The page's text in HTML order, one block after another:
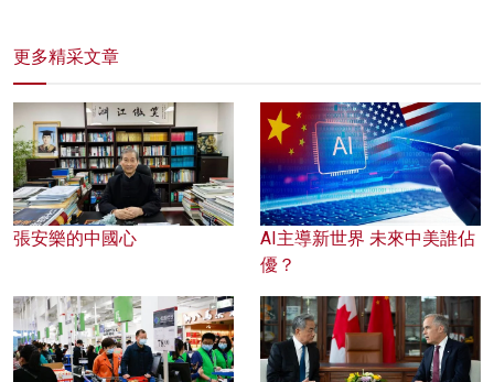
更多精采文章
張安樂的中國心
AI主導新世界 未來中美誰佔
優？